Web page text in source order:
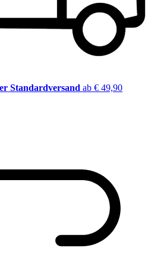
Standardversand ab € 49,90